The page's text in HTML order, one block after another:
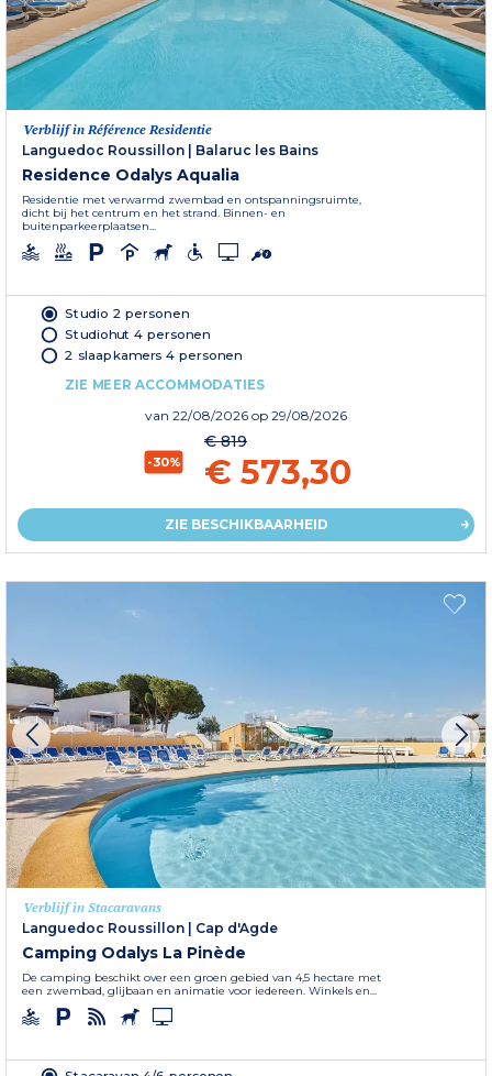
Verblijf in Référence Residentie
Languedoc Roussillon | Balaruc les Bains
Residence Odalys Aqualia
Residentie met verwarmd zwembad en ontspanningsruimte,
dicht bij het centrum en het strand. Binnen- en
buitenparkeerplaatsen...
Studio 2 personen
Studiohut 4 personen
2 slaapkamers 4 personen
ZIE MEER ACCOMMODATIES
van 22/08/2026 op 29/08/2026
-30%
€ 819
€ 573,30
ZIE BESCHIKBAARHEID
Verblijf in Stacaravans
Languedoc Roussillon | Cap d'Agde
Camping Odalys La Pinède
De camping beschikt over een groen gebied van 4,5 hectare met
een zwembad, glijbaan en animatie voor iedereen. Winkels en...